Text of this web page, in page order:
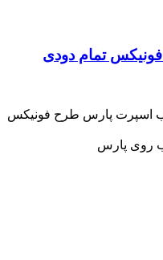
تمام دودی
اسپرت پارس طرح فونیکس
روی پارس